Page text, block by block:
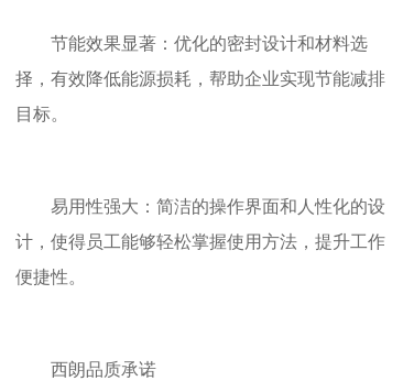
节能效果显著：优化的密封设计和材料选
择，有效降低能源损耗，帮助企业实现节能减排
目标。
易用性强大：简洁的操作界面和人性化的设
计，使得员工能够轻松掌握使用方法，提升工作
便捷性。
西朗品质承诺